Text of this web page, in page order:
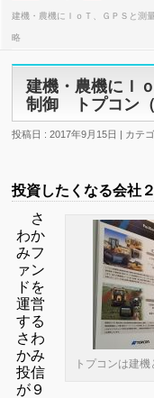
建機・農機にＩｏＴ、ＧＰＳと測
略
建機・農機にＩ
制御 トプコン
投稿日 : 2017年9月15日 | カテ
投資したくなる会社
トプコンは建
さ
わか
みフ
ァン
ドを
運営
する
さわ
かみ
投信
が９